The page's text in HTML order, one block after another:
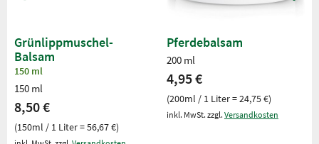
Grünlippmuschel-
Balsam
150 ml
150 ml
8,50 €
(150ml / 1 Liter = 56,67 €)
Pferdebalsam
200 ml
4,95 €
(200ml / 1 Liter = 24,75 €)
inkl. MwSt. zzgl. Versandkosten